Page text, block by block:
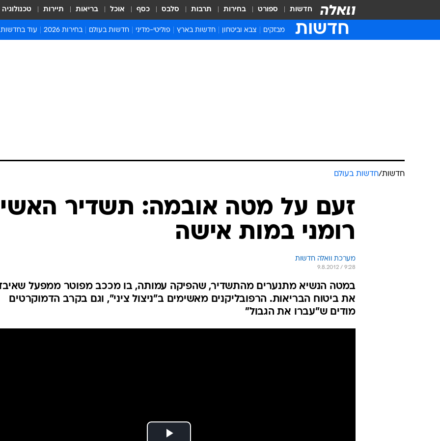
חדשות ספורט בחירות תרבות סלבס כסף אוכל בריאות תיירות טכנולוגיה
חדשות מבזקים צבא וביטחון חדשות בארץ פוליטי-מדיני חדשות בעולם בחירות 2026 עוד בחדשות
חדשות
חדשות/חדשות בעולם
זעם על מטה אובמה: תשדיר
רומני במות אישה
מערכת וואלה חדשות
9.8.2012 / 9:28
במטה הנשיא מתנערים מהתשדיר, שהפיקה עמותה, בו מככב מפוטר ממפעל
את ביטוח הבריאות. הרפובליקנים מאשימים ב"ניצול ציני", וגם בקרב הדמוקרטים
מודים ש"עברו את הגבול"